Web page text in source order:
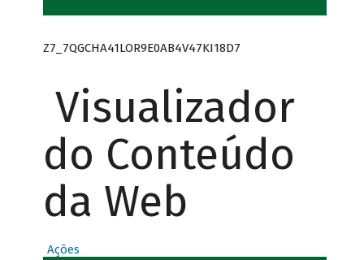
Z7_7QGCHA41LOR9E0AB4V47KI18D7
Visualizador
do Conteúdo
da Web
Ações